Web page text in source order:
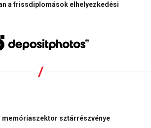
a frissdiplomások elhelyezkedési
memóriaszektor sztárrészvénye